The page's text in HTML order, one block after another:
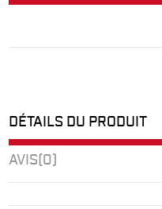
DÉTAILS DU PRODUIT
AVIS (0)